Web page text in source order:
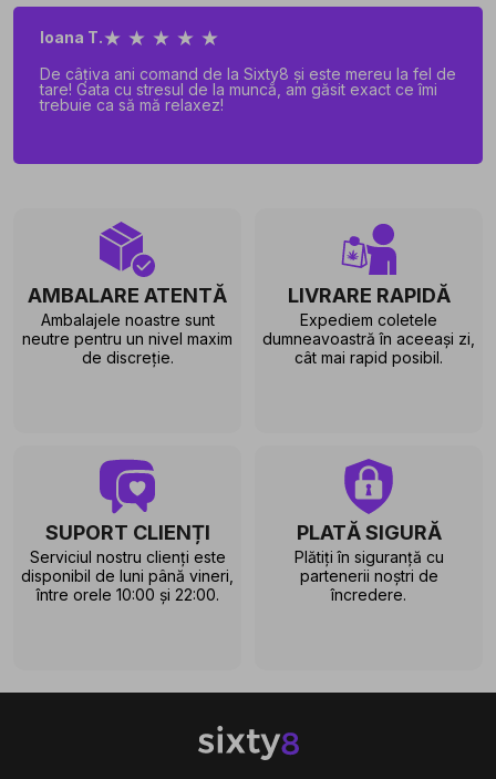
Ioana T.★ ★ ★ ★ ★
De câțiva ani comand de la Sixty8 și este mereu la fel de
tare! Gata cu stresul de la muncă, am găsit exact ce îmi
trebuie ca să mă relaxez!
AMBALARE ATENTĂ
Ambalajele noastre sunt
neutre pentru un nivel maxim
de discreție.
LIVRARE RAPIDĂ
Expediem coletele
dumneavoastră în aceeași zi,
cât mai rapid posibil.
SUPORT CLIENȚI
Serviciul nostru clienți este
disponibil de luni până vineri,
între orele 10:00 și 22:00.
PLATĂ SIGURĂ
Plătiți în siguranță cu
partenerii noștri de
încredere.